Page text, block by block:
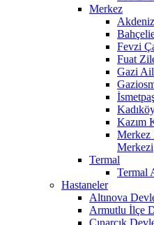
Merkez
Fevzi
Fuat
Gazi
Kazım
Merkez
Merkezi
Termal
Termal
Hastaneler
Altınova
Armutlu İlçe
Çınarcık